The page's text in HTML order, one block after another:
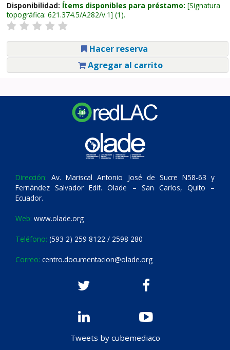
Disponibilidad: Ítems disponibles para préstamo: Signatura
topográfica: 621.374.5/A282/v.1 (1).
Hacer reserva
Agregar al carrito
Dirección: Av. Mariscal Antonio José de Sucre N58-63 y
Fernández Salvador Edif. Olade – San Carlos, Quito –
Ecuador.
Web: www.olade.org
Teléfono: (593 2) 259 8122 / 2598 280
Correo: centro.documentacion@olade.org
Tweets by cubemediaco